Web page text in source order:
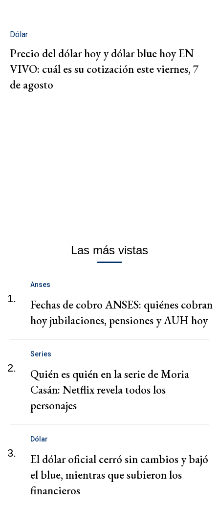
Dólar
Precio del dólar hoy y dólar blue hoy EN
VIVO: cuál es su cotización este viernes, 7
de agosto
Las más vistas
1.
Anses
Fechas de cobro ANSES: quiénes cobran
hoy jubilaciones, pensiones y AUH hoy
2.
Series
Quién es quién en la serie de Moria
Casán: Netflix revela todos los
personajes
3.
Dólar
El dólar oficial cerró sin cambios y bajó
el blue, mientras que subieron los
financieros